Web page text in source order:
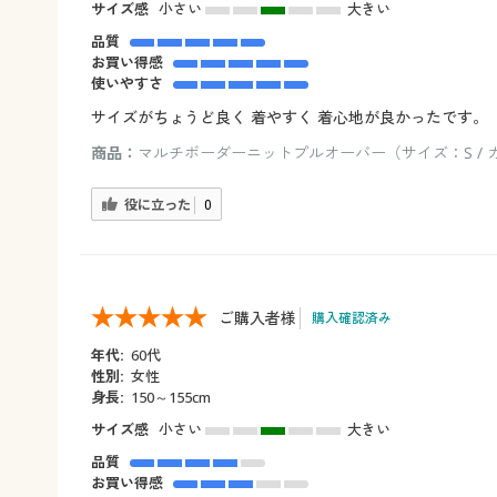
サイズ感 小さい
大きい
品質
お買い得感
使いやすさ
サイズがちょうど良く 着やすく 着心地が良かったです。
商品： マルチボーダーニットプルオーバー（サイズ：S /
役に立った 0
ご購入者様 購入確認済み
年代: 60代
性別: 女性
身長: 150～155cm
サイズ感 小さい
大きい
品質
お買い得感